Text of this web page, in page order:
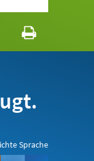
Sprache